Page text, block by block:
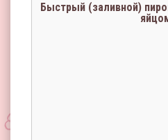
Быстрый (заливной)